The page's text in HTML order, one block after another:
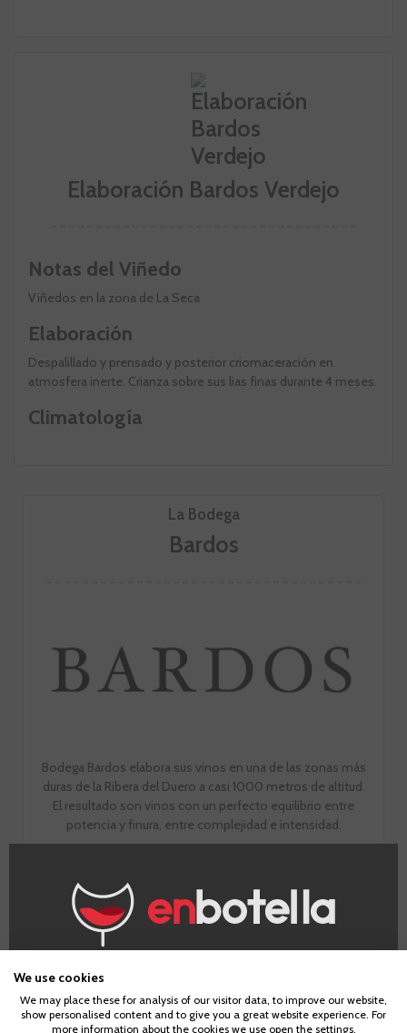
La Bodega
Bardos
Bodega Bardos elabora sus vinos en una de las zonas más
duras de la Ribera del Duero a casi 1000 metros de altitud.
El resultado son vinos con un perfecto equilibrio entre
potencia y finura, entre complejidad e intensidad.
Elaboración Bardos Verdejo
Notas del Viñedo
Viñedos en la zona de La Seca
Elaboración
Despalillado y prensado y posterior criomaceración en
atmosfera inerte. Crianza sobre sus lias finas durante 4 meses.
Climatología
¿Eres mayor de edad?
Para acceder a enbotella, debes tener la edad legal de
We use cookies
We may place these for analysis of our visitor data, to improve our website,
show personalised content and to give you a great website experience. For
more information about the cookies we use open the settings.